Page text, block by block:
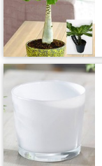
Abduschen der
Pfeilblatt mit einer
Art.-Nr.:7944
Liefergrösse:12
'Alocasia 'Tiny